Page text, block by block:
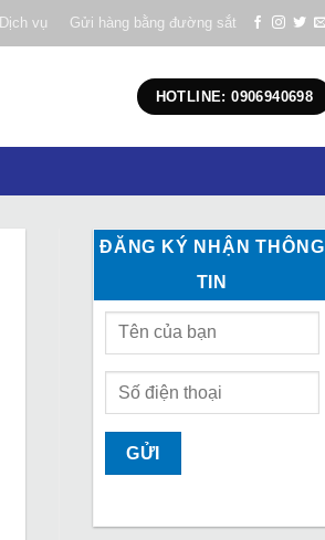
Dịch vụ Gửi hàng bằng đường sắt
HOTLINE: 0906940698
ĐĂNG KÝ NHẬN THÔNG
TIN